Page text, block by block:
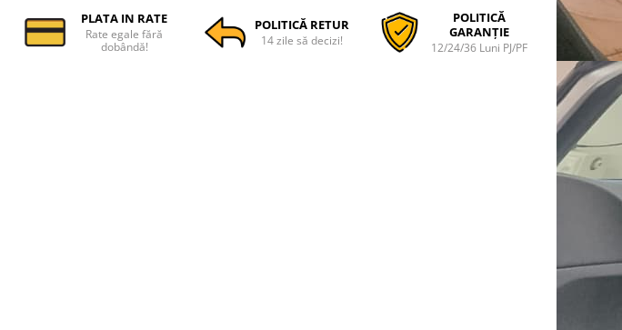
PLATA IN RATE
Rate egale fără
dobândă!
POLITICĂ RETUR
14 zile să decizi!
POLITICĂ
GARANȚIE
12/24/36 Luni PJ/PF